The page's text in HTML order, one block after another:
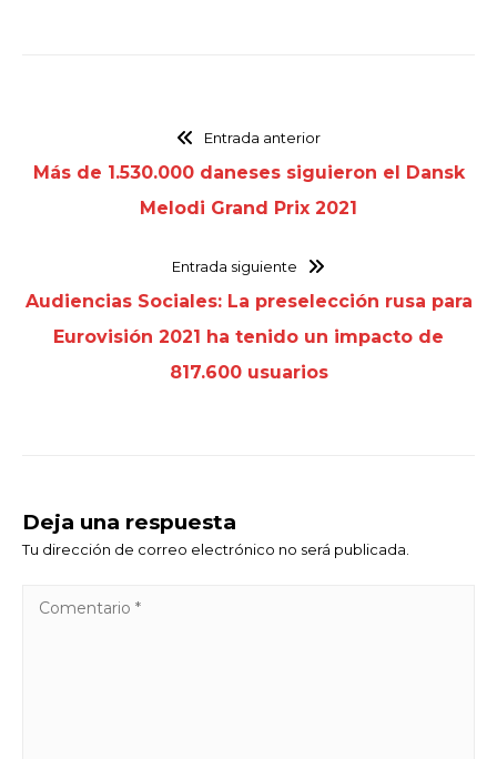
Entrada anterior
Más de 1.530.000 daneses siguieron el Dansk
Melodi Grand Prix 2021
Entrada siguiente
Audiencias Sociales: La preselección rusa para
Eurovisión 2021 ha tenido un impacto de
817.600 usuarios
Deja una respuesta
Tu dirección de correo electrónico no será publicada.